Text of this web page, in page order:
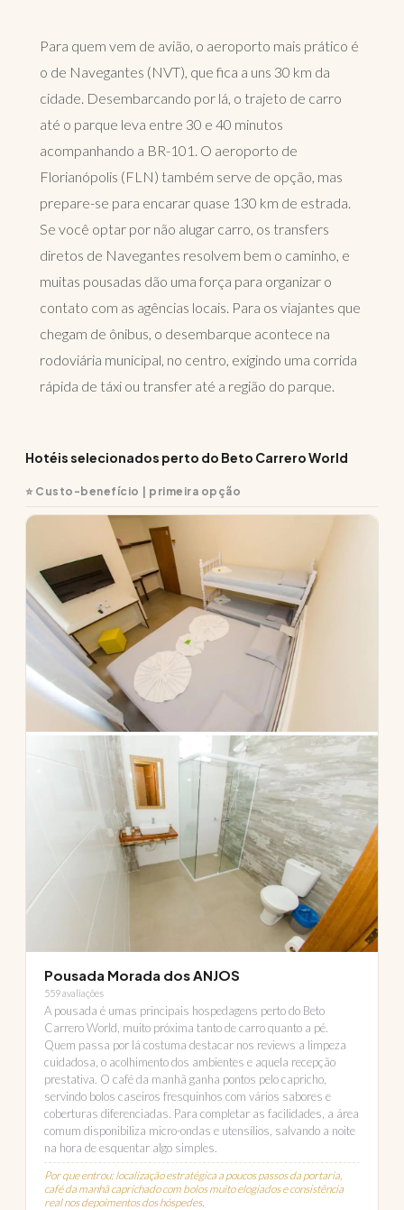
Para quem vem de avião, o aeroporto mais prático é
o de Navegantes (NVT), que fica a uns 30 km da
cidade. Desembarcando por lá, o trajeto de carro
até o parque leva entre 30 e 40 minutos
acompanhando a BR-101. O aeroporto de
Florianópolis (FLN) também serve de opção, mas
prepare-se para encarar quase 130 km de estrada.
Se você optar por não alugar carro, os transfers
diretos de Navegantes resolvem bem o caminho, e
muitas pousadas dão uma força para organizar o
contato com as agências locais. Para os viajantes que
chegam de ônibus, o desembarque acontece na
rodoviária municipal, no centro, exigindo uma corrida
rápida de táxi ou transfer até a região do parque.
Hotéis selecionados perto do Beto Carrero World
⭐ Custo-benefício | primeira opção
Pousada Morada dos ANJOS
559 avaliações
A pousada é umas principais hospedagens perto do Beto
Carrero World, muito próxima tanto de carro quanto a pé.
Quem passa por lá costuma destacar nos reviews a limpeza
cuidadosa, o acolhimento dos ambientes e aquela recepção
prestativa. O café da manhã ganha pontos pelo capricho,
servindo bolos caseiros fresquinhos com vários sabores e
coberturas diferenciadas. Para completar as facilidades, a área
comum disponibiliza micro-ondas e utensílios, salvando a noite
na hora de esquentar algo simples.
Por que entrou: localização estratégica a poucos passos da portaria,
café da manhã caprichado com bolos muito elogiados e consistência
real nos depoimentos dos hóspedes.